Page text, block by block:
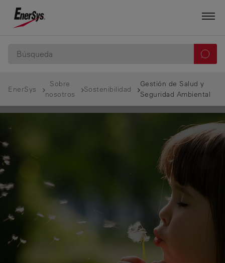
EnerSys
Sobre
nosotros
Sostenibilidad
Gestión de Salud y
Seguridad Ambiental